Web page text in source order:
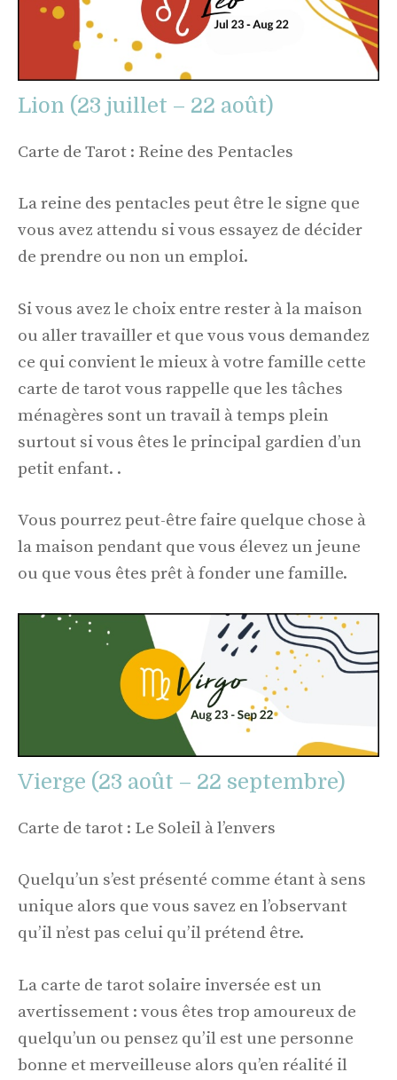
Lion (23 juillet – 22 août)
Carte de Tarot : Reine des Pentacles
La reine des pentacles peut être le signe que
vous avez attendu si vous essayez de décider
de prendre ou non un emploi.
Si vous avez le choix entre rester à la maison
ou aller travailler et que vous vous demandez
ce qui convient le mieux à votre famille cette
carte de tarot vous rappelle que les tâches
ménagères sont un travail à temps plein
surtout si vous êtes le principal gardien d’un
petit enfant. .
Vous pourrez peut-être faire quelque chose à
la maison pendant que vous élevez un jeune
ou que vous êtes prêt à fonder une famille.
Vierge (23 août – 22 septembre)
Carte de tarot : Le Soleil à l’envers
Quelqu’un s’est présenté comme étant à sens
unique alors que vous savez en l’observant
qu’il n’est pas celui qu’il prétend être.
La carte de tarot solaire inversée est un
avertissement : vous êtes trop amoureux de
quelqu’un ou pensez qu’il est une personne
bonne et merveilleuse alors qu’en réalité il